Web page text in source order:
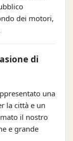
dei motori,
di
una
la città e un
il nostro
e grande